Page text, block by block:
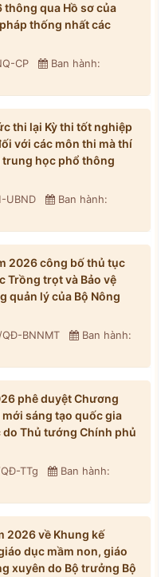
thông qua Hồ sơ của
thống nhất các
CP
Ban hành:
thi lại Kỳ thi tốt nghiệp
với các môn thi mà thí
học phổ thông
UBND
Ban hành:
2026 công bố thủ tục
Trồng trọt và Bảo vệ
quản lý của Bộ Nông
BNNMT
Ban hành:
phê duyệt Chương
sáng tạo quốc gia
Thủ tướng Chính phủ
TTg
Ban hành:
2026 về Khung kế
dục mầm non, giáo
xuyên do Bộ trưởng Bộ